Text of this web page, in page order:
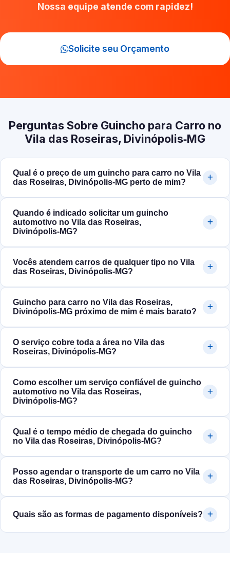
Nossa equipe atende com rapidez!
Solicite seu Orçamento
Perguntas Sobre Guincho para Carro no
Vila das Roseiras, Divinópolis‑MG
Qual é o preço de um guincho para carro no Vila
das Roseiras, Divinópolis‑MG perto de mim?
Quando é indicado solicitar um guincho
automotivo no Vila das Roseiras,
Divinópolis‑MG?
Vocês atendem carros de qualquer tipo no Vila
das Roseiras, Divinópolis‑MG?
Guincho para carro no Vila das Roseiras,
Divinópolis‑MG próximo de mim é mais barato?
O serviço cobre toda a área no Vila das
Roseiras, Divinópolis‑MG?
Como escolher um serviço confiável de guincho
automotivo no Vila das Roseiras,
Divinópolis‑MG?
Qual é o tempo médio de chegada do guincho
no Vila das Roseiras, Divinópolis‑MG?
Posso agendar o transporte de um carro no Vila
das Roseiras, Divinópolis‑MG?
Quais são as formas de pagamento disponíveis?